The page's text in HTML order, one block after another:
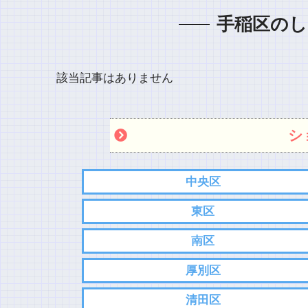
手稲区の
該当記事はありません
シ
中央区
東区
南区
厚別区
清田区